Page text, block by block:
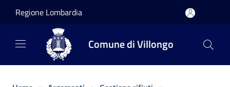
Regione Lombardia
Comune di Villongo